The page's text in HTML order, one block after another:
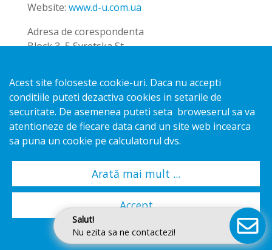
Website: www.d-u.com.ua
Adresa de corespondenta
Block 3, 5 Syretska St.
Marea Britanie
HL Display (UK) Ltd
+44 1279 41 23 45
E-mail:info.uk@hl-display.com
Adresa de corespondenta
Horsecroft Road, The Pinnacles
Harlow, Essex, CM19 5BH
United Kingdom
Salut!
Nu ezita sa ne contactezi!
Acest site foloseste cookie-uri. Daca nu accepti
conditiile puteti dezactiva cookies in setarile de
securitate. De asemenea puteti seta broweserul sa va
atentioneze de fiecare data cand un site web incearca
sa puna un cookie pe calculatorul dvs.
Arată mai mult ...
Accept